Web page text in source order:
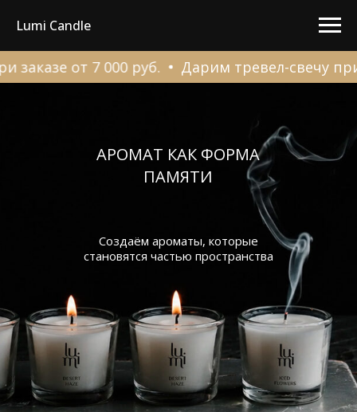
Lumi Candle
от 7 000 руб. Дарим тревел-свечу при
Создаём ароматы, которые
становятся частью пространства
АРОМАТ КАК ФОРМА
ПАМЯТИ